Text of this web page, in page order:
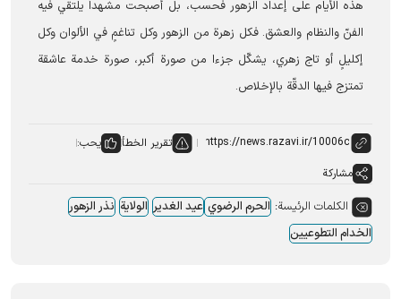
هذه الأيام على إعداد الزهور فحسب، بل أصبحت مشهداً يلتقي فيه
الفنّ والنظام والعشق. فكل زهرة من الزهور وكل تناغمٍ في الألوان وكل
إكليلٍ أو تاج زهري، يشكّل جزءا من صورة أكبر، صورة خدمة عاشقة
تمتزج فيها الدقّة بالإخلاص.
تقرير الخطأ
يحب:
مشاركة
الكلمات الرئيسة: الحرم الرضوي عید الغدیر الولایة نذر الزهور
الخدام التطوعیین